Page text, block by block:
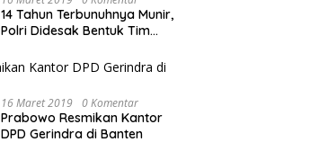
14 Tahun Terbunuhnya Munir,
Polri Didesak Bentuk Tim
16 Maret 2019 0 Komentar
Prabowo Resmikan Kantor
DPD Gerindra di Banten